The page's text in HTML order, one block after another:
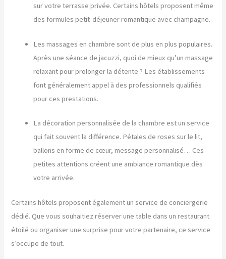
sur votre terrasse privée. Certains hôtels proposent même
des formules petit-déjeuner romantique avec champagne.
Les massages en chambre sont de plus en plus populaires.
Après une séance de jacuzzi, quoi de mieux qu’un massage
relaxant pour prolonger la détente ? Les établissements
font généralement appel à des professionnels qualifiés
pour ces prestations.
La décoration personnalisée de la chambre est un service
qui fait souvent la différence. Pétales de roses sur le lit,
ballons en forme de cœur, message personnalisé… Ces
petites attentions créent une ambiance romantique dès
votre arrivée.
Certains hôtels proposent également un service de conciergerie
dédié. Que vous souhaitiez réserver une table dans un restaurant
étoilé ou organiser une surprise pour votre partenaire, ce service
s’occupe de tout.